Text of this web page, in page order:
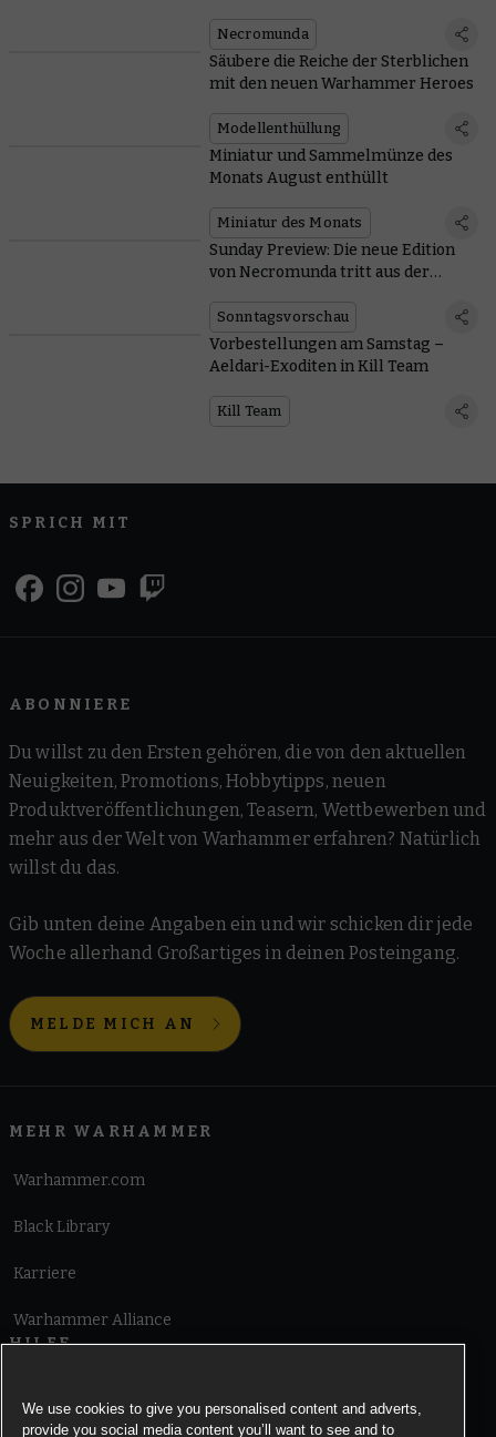
Necromunda
Säubere die Reiche der Sterblichen
mit den neuen Warhammer Heroes
Modellenthüllung
Miniatur und Sammelmünze des
Monats August enthüllt
Miniatur des Monats
Sunday Preview: Die neue Edition
von Necromunda tritt aus der
Sonntagsvorschau
Vorbestellungen am Samstag –
Aeldari-Exoditen in Kill Team
Kill Team
SPRICH MIT
ABONNIERE
Du willst zu den Ersten gehören, die von den aktuellen
Neuigkeiten, Promotions, Hobbytipps, neuen
Produktveröffentlichungen, Teasern, Wettbewerben und
mehr aus der Welt von Warhammer erfahren? Natürlich
willst du das.
Gib unten deine Angaben ein und wir schicken dir jede
Woche allerhand Großartiges in deinen Posteingang.
MELDE MICH AN
MEHR WARHAMMER
Warhammer.com
Black Library
Karriere
Warhammer Alliance
HILFE
We use cookies to give you personalised content and adverts,
provide you social media content you’ll want to see and to